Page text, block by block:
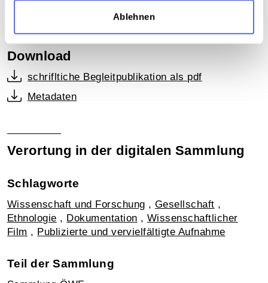
Ablehnen
Download
schrifltiche Begleitpublikation als pdf
Metadaten
Verortung in der digitalen Sammlung
Schlagworte
Wissenschaft und Forschung , Gesellschaft ,
Ethnologie , Dokumentation , Wissenschaftlicher
Film , Publizierte und vervielfältigte Aufnahme
Teil der Sammlung